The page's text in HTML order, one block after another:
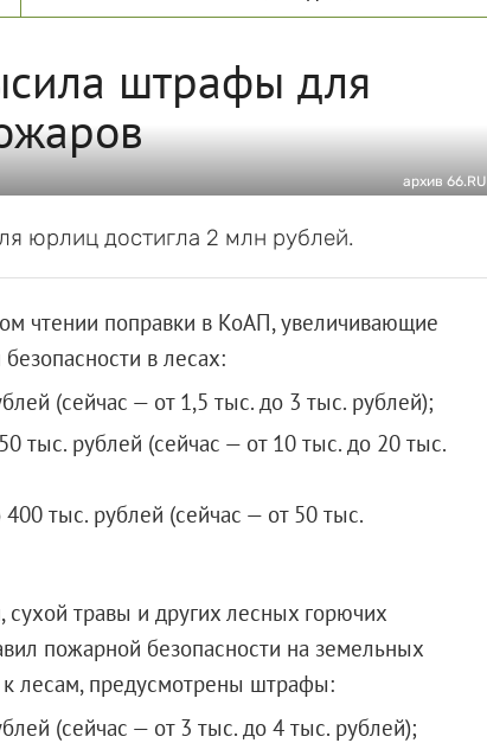
штрафы для
архив 66.RU
юрлиц достигла 2 млн рублей.
чтении поправки в КоАП, увеличивающие
в лесах:
(сейчас — от 1,5 тыс. до 3 тыс. рублей);
тыс. рублей (сейчас — от 10 тыс. до 20 тыс.
тыс. рублей (сейчас — от 50 тыс.
травы и других лесных горючих
пожарной безопасности на земельных
лесам, предусмотрены штрафы:
(сейчас — от 3 тыс. до 4 тыс. рублей);